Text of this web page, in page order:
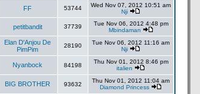
FF 53744
Wed Nov 07, 2012 10:51 am
Nji
petitbandit 37739
Tue Nov 06, 2012 4:48 pm
Mbindaman
Elan D'Anjou De
PimPim
28190
Tue Nov 06, 2012 11:16 am
Nji
Nyanbock 84198
Thu Nov 01, 2012 8:46 pm
italien
BIG BROTHER 93632
Thu Nov 01, 2012 11:04 am
Diamond Princess